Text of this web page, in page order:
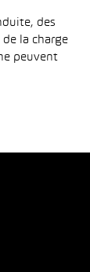
des
la charge
peuvent